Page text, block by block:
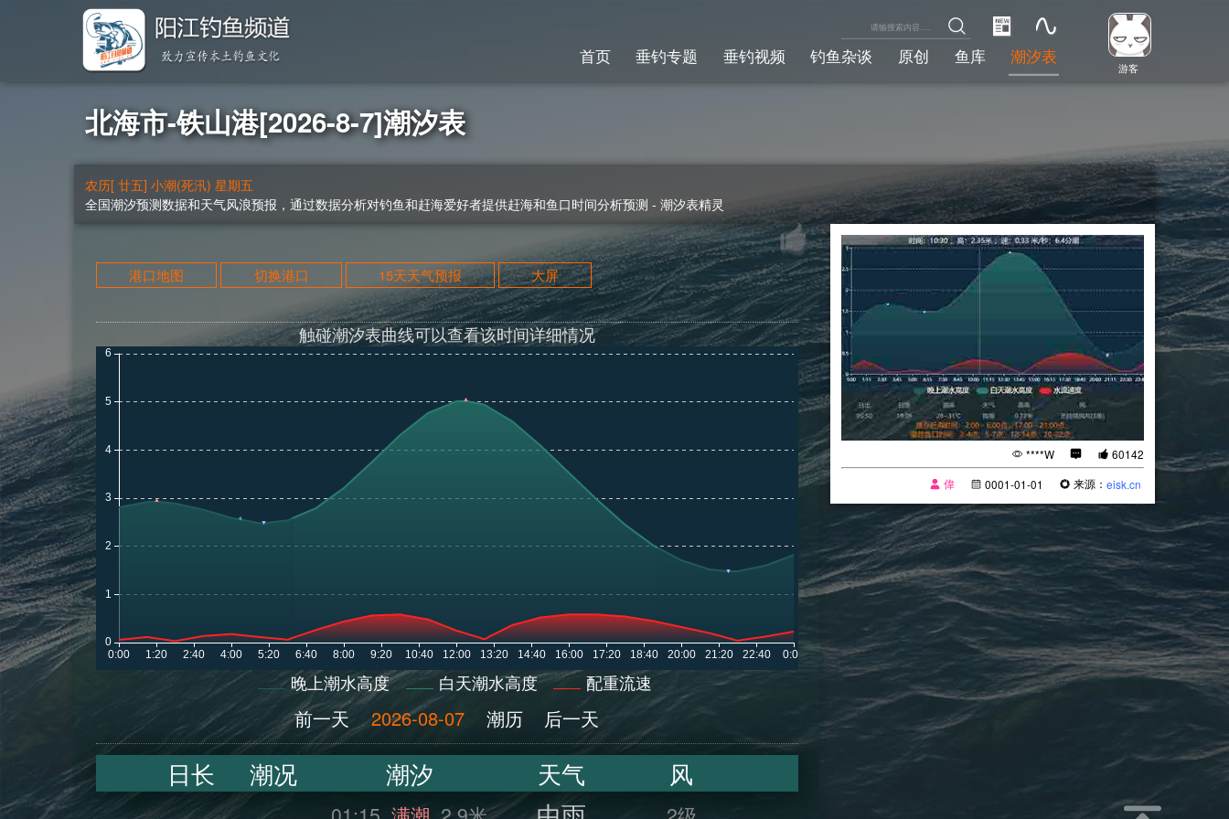
游客
首页 垂钓专题 垂钓视频 钓鱼杂谈 原创 鱼库 潮汐表
北海市-铁山港[2026-8-7]潮汐表
农历[ 廿五] 小潮(死汛) 星期五
全国潮汐预测数据和天气风浪预报，通过数据分析对钓鱼和赶海爱好者提供赶海和鱼口时间分析预测 - 潮汐表精灵
港口地图 切换港口 15天天气预报 大屏
触碰潮汐表曲线可以查看该时间详细情况
晚上潮水高度 白天潮水高度 配重流速
前一天 2026-08-07 潮历 后一天
日长 潮况 潮汐 天气 风
****W
60142
偉
0001-01-01 来源：eisk.cn